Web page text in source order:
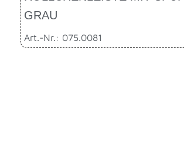
GRAU
Art.-Nr.: 075.0081